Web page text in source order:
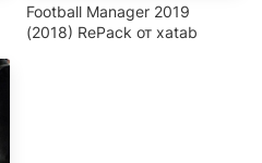
Football Manager 2019
(2018) RePack от xatab